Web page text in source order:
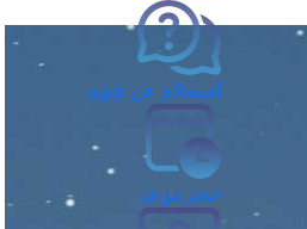
استعلام عن فتوى
حجز موعد